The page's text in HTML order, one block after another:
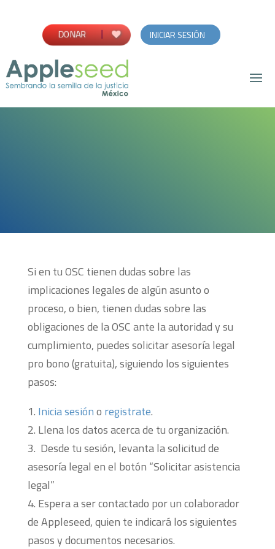
DONAR INICIAR SESIÓN
Si en tu OSC tienen dudas sobre las
implicaciones legales de algún asunto o
proceso, o bien, tienen dudas sobre las
obligaciones de la OSC ante la autoridad y su
cumplimiento, puedes solicitar asesoría legal
pro bono (gratuita), siguiendo los siguientes
pasos:
Inicia sesióno registrate.
Llena los datos acerca de tu organización.
Desde tu sesión, levanta la solicitud de
asesoría legal en el botón “Solicitar asistencia
legal”
Espera a ser contactado por un colaborador
de Appleseed, quien te indicará los siguientes
pasos y documentos necesarios.